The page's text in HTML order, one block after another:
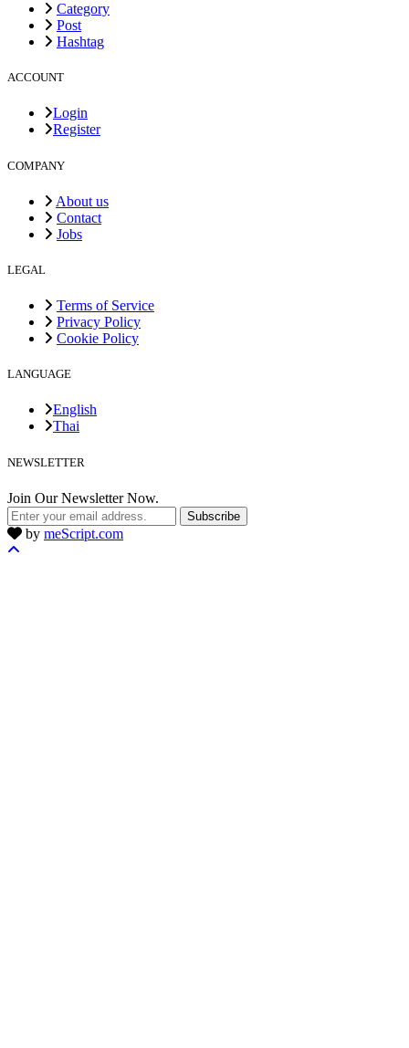
Category
Post
Hashtag
ACCOUNT
Login
Register
COMPANY
About us
Contact
Jobs
LEGAL
Terms of Service
Privacy Policy
Cookie Policy
LANGUAGE
English
Thai
NEWSLETTER
Join Our Newsletter Now.
Subscribe
by meScript.com